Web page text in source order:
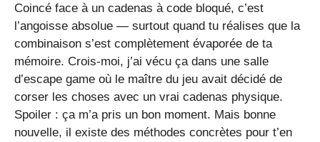
Coincé face à un cadenas à code bloqué, c’est
l’angoisse absolue — surtout quand tu réalises que la
combinaison s’est complètement évaporée de ta
mémoire. Crois-moi, j’ai vécu ça dans une salle
d’escape game où le maître du jeu avait décidé de
corser les choses avec un vrai cadenas physique.
Spoiler : ça m’a pris un bon moment. Mais bonne
nouvelle, il existe des méthodes concrètes pour t’en